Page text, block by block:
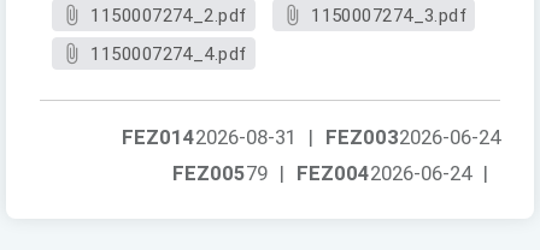
1150007274_2.pdf
1150007274_3.pdf
1150007274_4.pdf
FEZ0032026-06-24
FEZ0142026-08-31
|
FEZ0042026-06-24 |
FEZ00579 |